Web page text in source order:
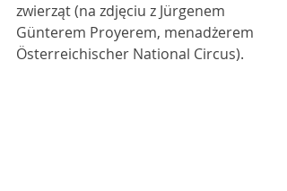
zwierząt (na zdjęciu z Jürgenem
Günterem Proyerem, menadżerem
Österreichischer National Circus).